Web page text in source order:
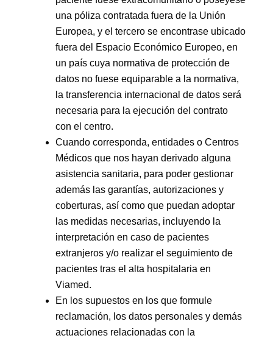
una póliza contratada fuera de la Unión
Europea, y el tercero se encontrase ubicado
fuera del Espacio Económico Europeo, en
un país cuya normativa de protección de
datos no fuese equiparable a la normativa,
la transferencia internacional de datos será
necesaria para la ejecución del contrato
con el centro.
Cuando corresponda, entidades o Centros
Médicos que nos hayan derivado alguna
asistencia sanitaria, para poder gestionar
además las garantías, autorizaciones y
coberturas, así como que puedan adoptar
las medidas necesarias, incluyendo la
interpretación en caso de pacientes
extranjeros y/o realizar el seguimiento de
pacientes tras el alta hospitalaria en
Viamed.
En los supuestos en los que formule
reclamación, los datos personales y demás
actuaciones relacionadas con la